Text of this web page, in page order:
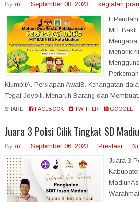
By /r/ September 08, 2023 kegiatan
I.
MIT Bakti
Mengapa
KlumpitA. Persiapan AwalB. Kehangatan
Tegal JoyoIII. Menaruh Barang dan
SHARE: FACEBOOK TWITTER GOOGLE+
Juara 3 Polisi Cilik Tingkat SD
By /r/ September 06, 2023 Prestasi
Juara 3